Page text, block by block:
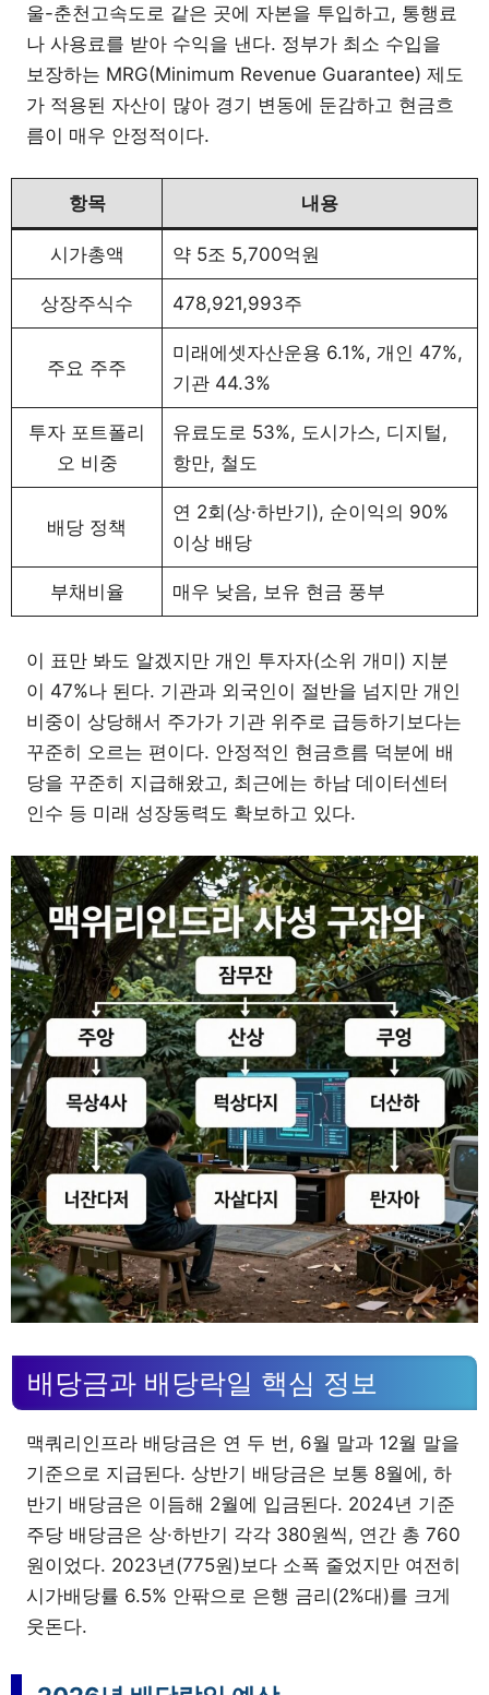
울-춘천고속도로 같은 곳에 자본을 투입하고, 통행료
나 사용료를 받아 수익을 낸다. 정부가 최소 수입을
보장하는 MRG(Minimum Revenue Guarantee) 제도
가 적용된 자산이 많아 경기 변동에 둔감하고 현금흐
름이 매우 안정적이다.
항목 내용
시가총액 약 5조 5,700억원
상장주식수 478,921,993주
주요 주주
미래에셋자산운용 6.1%, 개인 47%,
기관 44.3%
투자 포트폴리
오 비중
유료도로 53%, 도시가스, 디지털,
항만, 철도
배당 정책
연 2회(상·하반기), 순이익의 90%
이상 배당
부채비율 매우 낮음, 보유 현금 풍부
이 표만 봐도 알겠지만 개인 투자자(소위 개미) 지분
이 47%나 된다. 기관과 외국인이 절반을 넘지만 개인
비중이 상당해서 주가가 기관 위주로 급등하기보다는
꾸준히 오르는 편이다. 안정적인 현금흐름 덕분에 배
당을 꾸준히 지급해왔고, 최근에는 하남 데이터센터
인수 등 미래 성장동력도 확보하고 있다.
배당금과 배당락일 핵심 정보
맥쿼리인프라 배당금은 연 두 번, 6월 말과 12월 말을
기준으로 지급된다. 상반기 배당금은 보통 8월에, 하
반기 배당금은 이듬해 2월에 입금된다. 2024년 기준
주당 배당금은 상·하반기 각각 380원씩, 연간 총 760
원이었다. 2023년(775원)보다 소폭 줄었지만 여전히
시가배당률 6.5% 안팎으로 은행 금리(2%대)를 크게
웃돈다.